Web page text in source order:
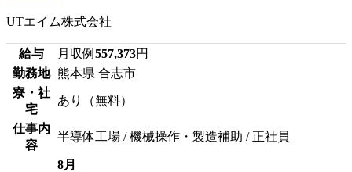
UTエイム株式会社
給与 月収例 557,373円
勤務地 熊本県 合志市
寮・社
宅
あり（無料）
仕事内
容
半導体工場 / 機械操作・製造補助 / 正社員
8月